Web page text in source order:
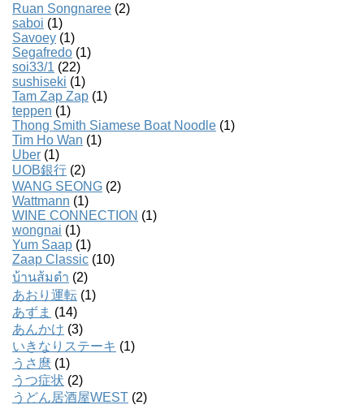
Ruan Songnaree (2)
saboi (1)
Savoey (1)
Segafredo (1)
soi33/1 (22)
sushiseki (1)
Tam Zap Zap (1)
teppen (1)
Thong Smith Siamese Boat Noodle (1)
Tim Ho Wan (1)
Uber (1)
UOB銀行 (2)
WANG SEONG (2)
Wattmann (1)
WINE CONNECTION (1)
wongnai (1)
Yum Saap (1)
Zaap Classic (10)
บ้านส้มตํา (2)
あおり運転 (1)
あずま (14)
あんかけ (3)
いきなりステーキ (1)
うさ麿 (1)
うつ症状 (2)
うどん居酒屋WEST (2)